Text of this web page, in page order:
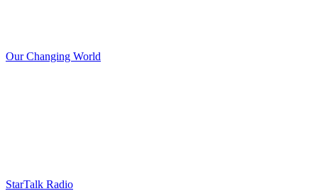
Our Changing World
StarTalk Radio